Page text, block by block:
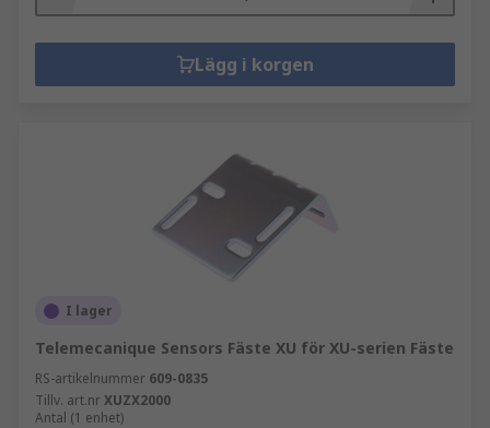
Lägg i korgen
I lager
Telemecanique Sensors Fäste XU för XU-serien Fäste
RS-artikelnummer 609-0835
Tillv. art.nrXUZX2000
Antal (1 enhet)